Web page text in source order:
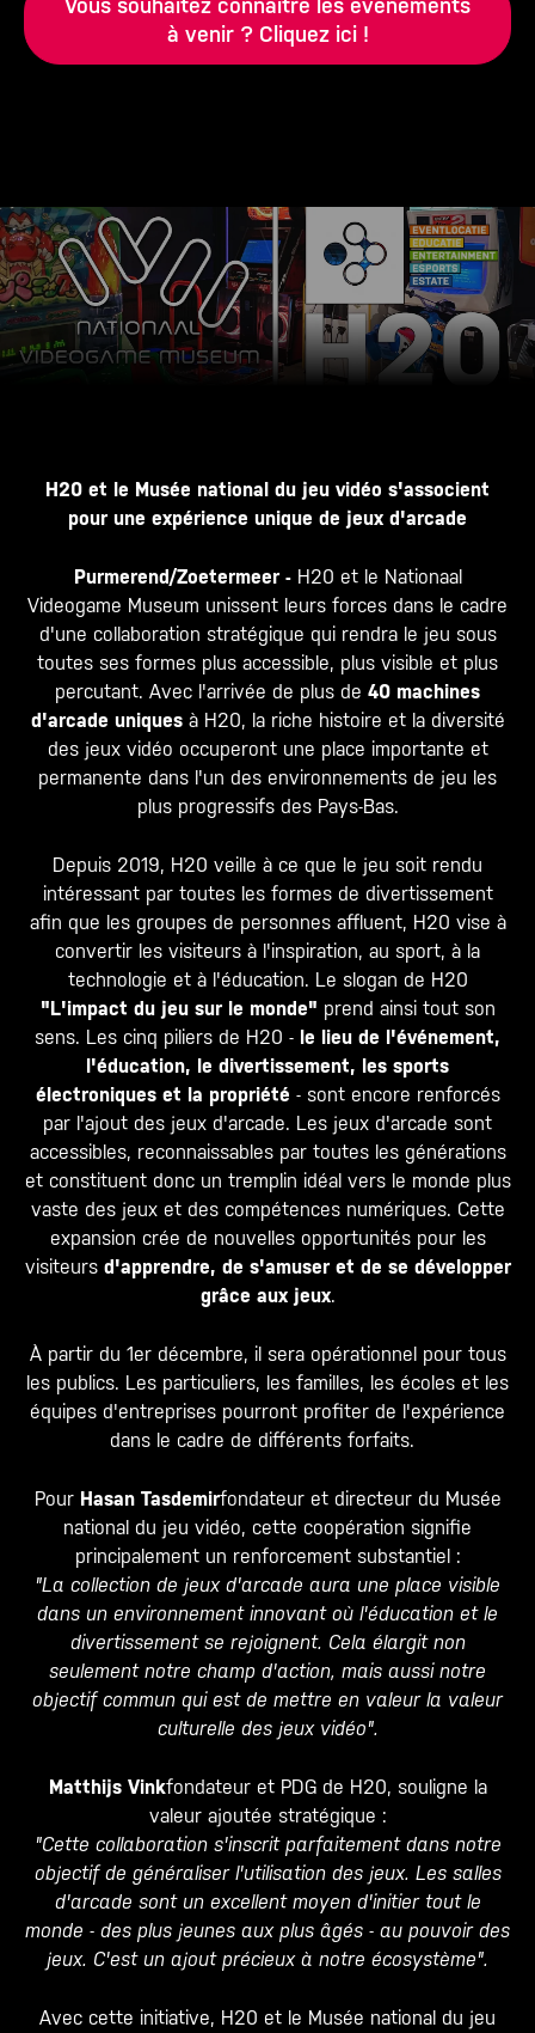
Vous souhaitez connaître les événements
à venir ? Cliquez ici !
H20 et le Musée national du jeu vidéo s'associent
pour une expérience unique de jeux d'arcade
Purmerend/Zoetermeer -H20 et le Nationaal
Videogame Museum unissent leurs forces dans le cadre
d'une collaboration stratégique qui rendra le jeu sous
toutes ses formes plus accessible, plus visible et plus
percutant. Avec l'arrivée de plus de 40 machines
d'arcade uniquesà H20, la riche histoire et la diversité
des jeux vidéo occuperont une place importante et
permanente dans l'un des environnements de jeu les
plus progressifs des Pays-Bas.
Depuis 2019, H20 veille à ce que le jeu soit rendu
intéressant par toutes les formes de divertissement
afin que les groupes de personnes affluent, H20 vise à
convertir les visiteurs à l'inspiration, au sport, à la
technologie et à l'éducation. Le slogan de H20
"L'impact du jeu sur le monde" prend ainsi tout son
sens. Les cinq piliers de H20 - le lieu de l'événement,
l'éducation, le divertissement, les sports
électroniques et la propriété - sont encore renforcés
par l'ajout des jeux d'arcade. Les jeux d'arcade sont
accessibles, reconnaissables par toutes les générations
et constituent donc un tremplin idéal vers le monde plus
vaste des jeux et des compétences numériques. Cette
expansion crée de nouvelles opportunités pour les
visiteurs d'apprendre, de s'amuser et de se développer
grâce aux jeux.
À partir du 1er décembre, il sera opérationnel pour tous
les publics. Les particuliers, les familles, les écoles et les
équipes d'entreprises pourront profiter de l'expérience
dans le cadre de différents forfaits.
Pour Hasan Tasdemirfondateur et directeur du Musée
national du jeu vidéo, cette coopération signifie
principalement un renforcement substantiel :
"La collection de jeux d'arcade aura une place visible
dans un environnement innovant où l'éducation et le
divertissement se rejoignent. Cela élargit non
seulement notre champ d'action, mais aussi notre
objectif commun qui est de mettre en valeur la valeur
culturelle des jeux vidéo".
Matthijs Vinkfondateur et PDG de H20, souligne la
valeur ajoutée stratégique :
"Cette collaboration s'inscrit parfaitement dans notre
objectif de généraliser l'utilisation des jeux. Les salles
d'arcade sont un excellent moyen d'initier tout le
monde - des plus jeunes aux plus âgés - au pouvoir des
jeux. C'est un ajout précieux à notre écosystème".
Avec cette initiative, H20 et le Musée national du jeu